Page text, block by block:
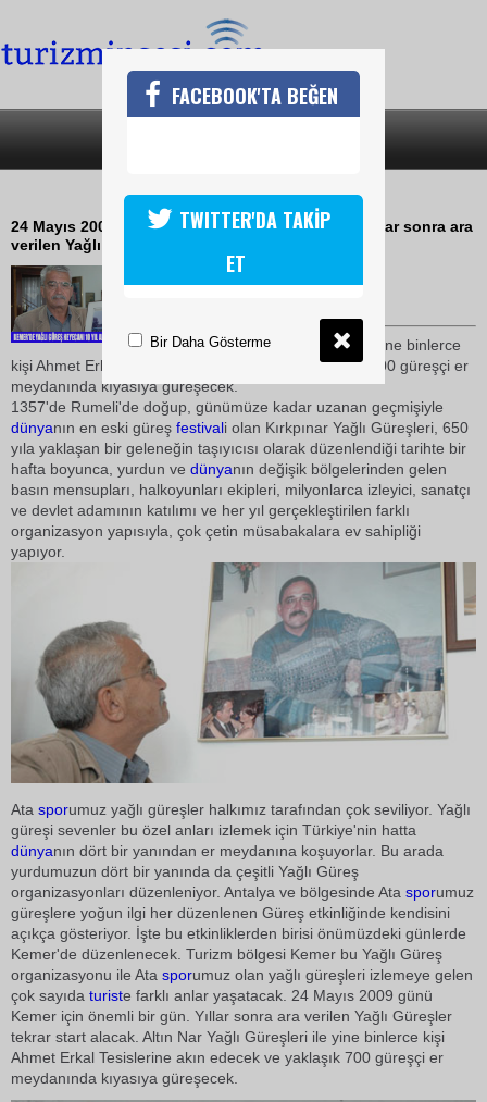
KEMER'DE YAĞLI GÜREŞ HEYECANI
24 Mayıs 2009 günü Kemer için önemli bir gün. Yıllar sonra ara
verilen Yağlı Güreşler tekrar start alacak
07 Mayıs 2009 / 19:34
Altın Nar Yağlı Güreşleri ile yine binlerce
kişi Ahmet Erkal Tesislerine akın edecek ve yaklaşık 700 güreşçi er
meydanında kıyasıya güreşecek.
1357'de Rumeli'de doğup, günümüze kadar uzanan geçmişiyle
dünyanın en eski güreş festivali olan Kırkpınar Yağlı Güreşleri, 650
yıla yaklaşan bir geleneğin taşıyıcısı olarak düzenlendiği tarihte bir
hafta boyunca, yurdun ve dünyanın değişik bölgelerinden gelen
basın mensupları, halkoyunları ekipleri, milyonlarca izleyici, sanatçı
ve devlet adamının katılımı ve her yıl gerçekleştirilen farklı
organizasyon yapısıyla, çok çetin müsabakalara ev sahipliği
yapıyor.
Ata sporumuz yağlı güreşler halkımız tarafından çok seviliyor. Yağlı
güreşi sevenler bu özel anları izlemek için Türkiye'nin hatta
dünyanın dört bir yanından er meydanına koşuyorlar. Bu arada
yurdumuzun dört bir yanında da çeşitli Yağlı Güreş
organizasyonları düzenleniyor. Antalya ve bölgesinde Ata sporumuz
güreşlere yoğun ilgi her düzenlenen Güreş etkinliğinde kendisini
açıkça gösteriyor. İşte bu etkinliklerden birisi önümüzdeki günlerde
Kemer'de düzenlenecek. Turizm bölgesi Kemer bu Yağlı Güreş
organizasyonu ile Ata sporumuz olan yağlı güreşleri izlemeye gelen
çok sayıda turiste farklı anlar yaşatacak. 24 Mayıs 2009 günü
Kemer için önemli bir gün. Yıllar sonra ara verilen Yağlı Güreşler
tekrar start alacak. Altın Nar Yağlı Güreşleri ile yine binlerce kişi
Ahmet Erkal Tesislerine akın edecek ve yaklaşık 700 güreşçi er
meydanında kıyasıya güreşecek.
FACEBOOK'TA BEĞEN
TWITTER'DA TAKİP
ET
Bir Daha Gösterme